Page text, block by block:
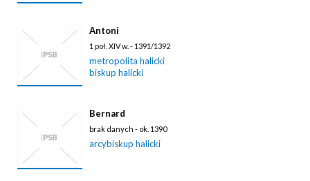
Antoni
1 poł. XIV w. - 1391/1392
metropolita halicki
biskup halicki
Bernard
brak danych - ok. 1390
arcybiskup halicki